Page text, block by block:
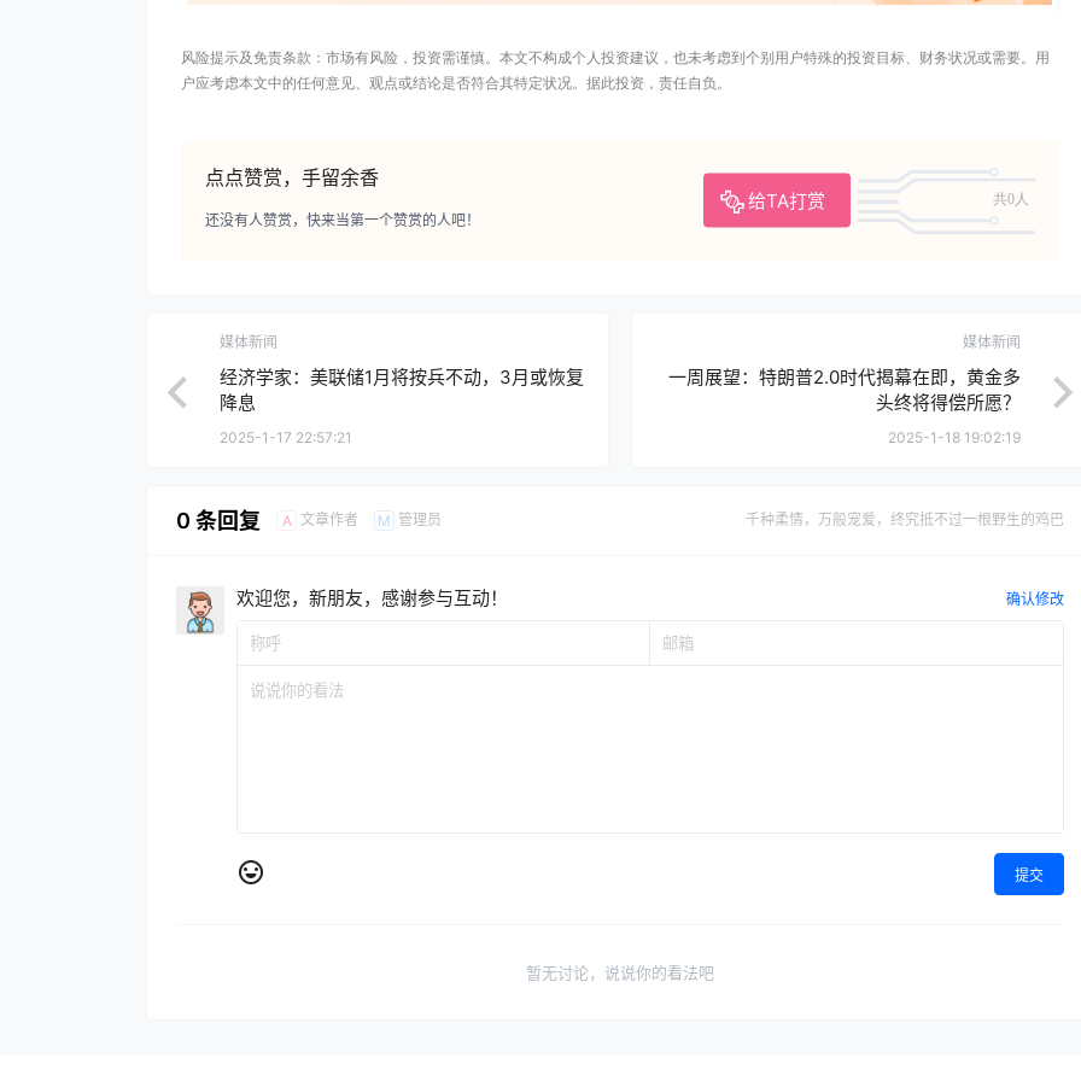
风险提示及免责条款：市场有风险，投资需谨慎。本文不构成个人投资建议，也未考虑到个别用户特殊的投资目标、财务状况或需要。用
户应考虑本文中的任何意见、观点或结论是否符合其特定状况。据此投资，责任自负。
点点赞赏，手留余香
给TA打赏 共0人
还没有人赞赏，快来当第一个赞赏的人吧！
媒体新闻
经济学家：美联储1月将按兵不动，3月或恢复
降息
2025-1-17 22:57:21
媒体新闻
一周展望：特朗普2.0时代揭幕在即，黄金多
头终将得偿所愿？
2025-1-18 19:02:19
0 条回复 A 文章作者 M 管理员 千种柔情，万般宠爱，终究抵不过一根野生的鸡巴
欢迎您，新朋友，感谢参与互动！ 确认修改
提交
暂无讨论，说说你的看法吧